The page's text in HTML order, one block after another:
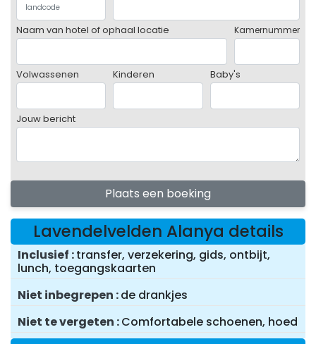
Naam van hotel of ophaal locatie Kamernummer
Volwassenen Kinderen Baby's
Jouw bericht
Plaats een boeking
Lavendelvelden Alanya details
Inclusief transfer, verzekering, gids, ontbijt,
lunch, toegangskaarten
Niet inbegrepen de drankjes
Niet te vergeten Comfortabele schoenen, hoed